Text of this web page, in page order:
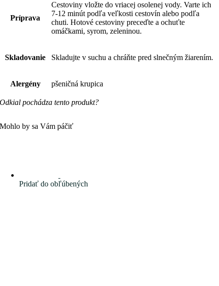
Príprava
Cestoviny vložte do vriacej osolenej vody. Varte ich
7-12 minút podľa veľkosti cestovín alebo podľa
chuti. Hotové cestoviny preceďte a ochuťte
omáčkami, syrom, zeleninou.
Skladovanie Skladujte v suchu a chráňte pred slnečným žiarením.
Alergény pšeničná krupica
Odkial pochádza tento produkt?
Mohlo by sa Vám páčiť
Pridať do obľúbených